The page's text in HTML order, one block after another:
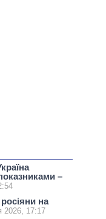
–
на
2026, 17:17